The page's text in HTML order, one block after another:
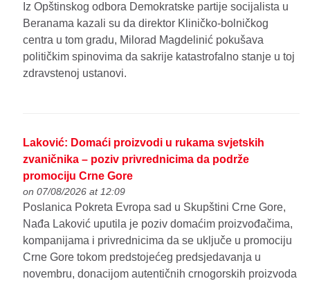
Iz Opštinskog odbora Demokratske partije socijalista u
Beranama kazali su da direktor Kliničko-bolničkog
centra u tom gradu, Milorad Magdelinić pokušava
političkim spinovima da sakrije katastrofalno stanje u toj
zdravstenoj ustanovi.
Laković: Domaći proizvodi u rukama svjetskih
zvaničnika – poziv privrednicima da podrže
promociju Crne Gore
on 07/08/2026 at 12:09
Poslanica Pokreta Evropa sad u Skupštini Crne Gore,
Nađa Laković uputila je poziv domaćim proizvođačima,
kompanijama i privrednicima da se uključe u promociju
Crne Gore tokom predstojećeg predsjedavanja u
novembru, donacijom autentičnih crnogorskih proizvoda